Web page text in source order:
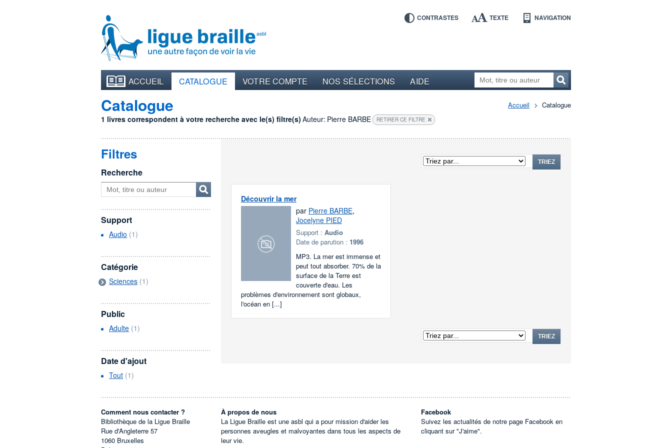
CONTRASTES TEXTE NAVIGATION
ACCUEIL CATALOGUE VOTRE COMPTE NOS SÉLECTIONS AIDE
Accueil Catalogue
Catalogue
1 livres correspondent à votre recherche avec le(s) filtre(s) Auteur: Pierre BARBE RETIRER CE FILTRE
TRIEZ
Découvrir la mer
par Pierre BARBE,
Jocelyne PIED
Support :Audio
Date de parution : 1996
MP3. La mer est immense et
peut tout absorber. 70% de la
surface de la Terre est
couverte d'eau. Les
problèmes d'environnement sont globaux,
l'océan en [...]
TRIEZ
Filtres
Recherche
Support
Audio (1)
Catégorie
Sciences (1)
Public
Adulte (1)
Date d'ajout
Tout (1)
Comment nous contacter ?
Bibliothèque de la Ligue Braille
Rue d'Angleterre 57
1060 Bruxelles
À propos de nous
La Ligue Braille est une asbl qui a pour mission d'aider les
personnes aveugles et malvoyantes dans tous les aspects de
leur vie.
Facebook
Suivez les actualités de notre page Facebook en
cliquant sur "J'aime".